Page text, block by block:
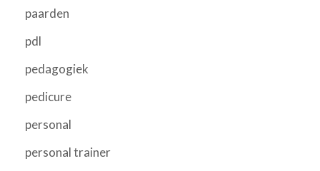
paarden
pdl
pedagogiek
pedicure
personal
personal trainer